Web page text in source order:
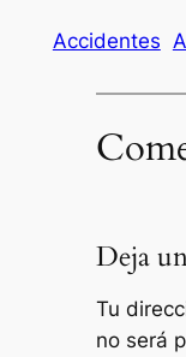
Accidentes
Deja
Tu
no será